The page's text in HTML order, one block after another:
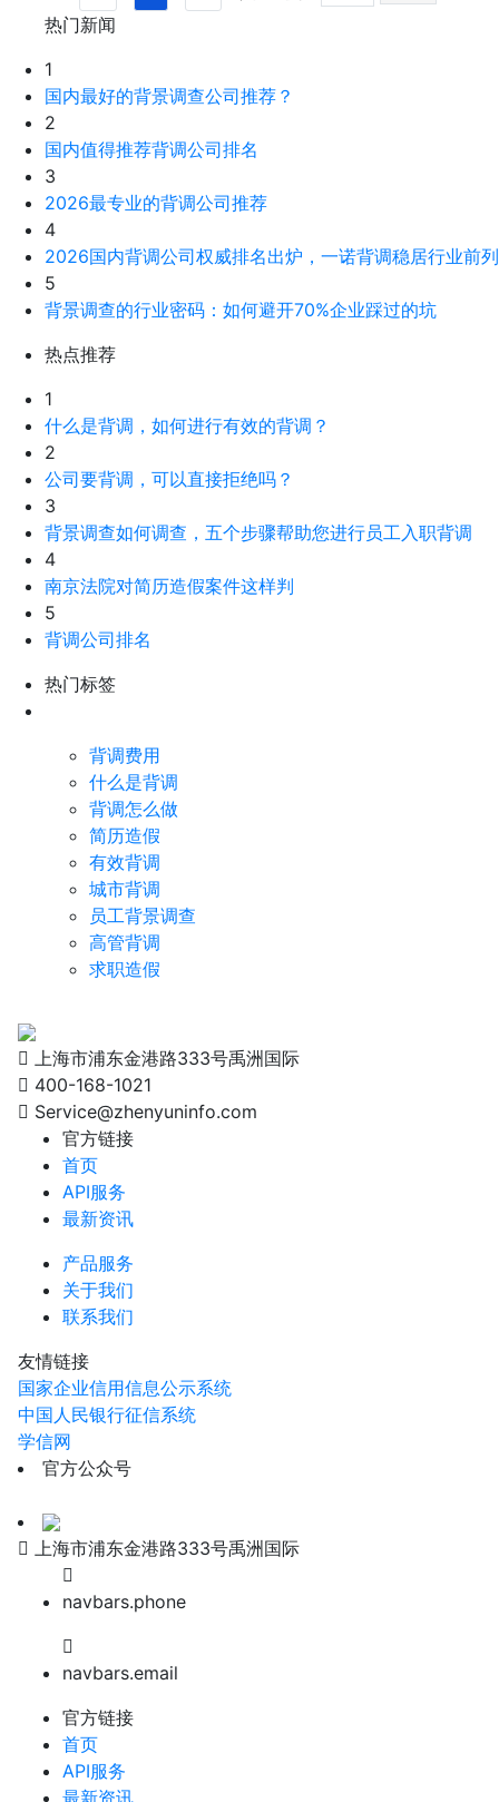
热门新闻
1
国内最好的背景调查公司推荐？
2
国内值得推荐背调公司排名
3
2026最专业的背调公司推荐
4
2026国内背调公司权威排名出炉，一诺背调稳居行业前列
5
背景调查的行业密码：如何避开70%企业踩过的坑
热点推荐
1
什么是背调，如何进行有效的背调？
2
公司要背调，可以直接拒绝吗？
3
背景调查如何调查，五个步骤帮助您进行员工入职背调
4
南京法院对简历造假案件这样判
5
背调公司排名
热门标签
背调费用
什么是背调
背调怎么做
简历造假
有效背调
城市背调
员工背景调查
高管背调
求职造假
上海市浦东金港路333号禹洲国际
400-168-1021
Service@zhenyuninfo.com
官方链接
首页
API服务
最新资讯
产品服务
关于我们
联系我们
友情链接
国家企业信用信息公示系统
中国人民银行征信系统
学信网
官方公众号
上海市浦东金港路333号禹洲国际
navbars.phone
navbars.email
官方链接
首页
API服务
最新资讯